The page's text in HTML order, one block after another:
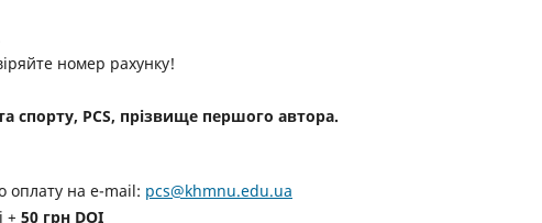
номер рахунку!
спорту, PCS, прізвище першого автора.
оплату на e-mail: pcs@khmnu.edu.ua
+ 50 грн DOI